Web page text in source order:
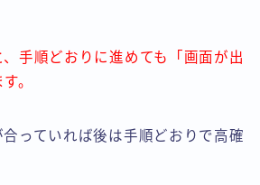
手順どおりに進めても「画面が出
。
っていれば後は手順どおりで高確